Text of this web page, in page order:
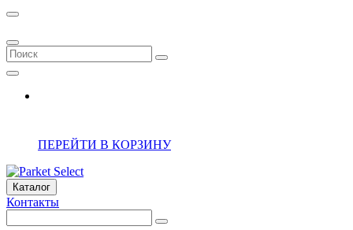
ПЕРЕЙТИ В КОРЗИНУ
Каталог
Контакты